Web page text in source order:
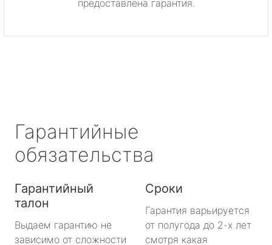
предоставлена гарантия.
Гарантийные
обязательства
Гарантийный
талон
Выдаем гарантию не
зависимо от сложности
Сроки
Гарантия варьируется
от полугода до 2-х лет
смотря какая